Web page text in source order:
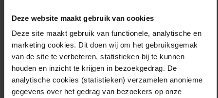
Deze website maakt gebruik van cookies
Deze site maakt gebruik van functionele, analytische en
marketing cookies. Dit doen wij om het gebruiksgemak
van de site te verbeteren, statistieken bij te kunnen
houden en inzicht te krijgen in bezoekgedrag. De
analytische cookies (statistieken) verzamelen anonieme
gegevens over het gedrag van bezoekers op onze
Bezoek de website Delen: